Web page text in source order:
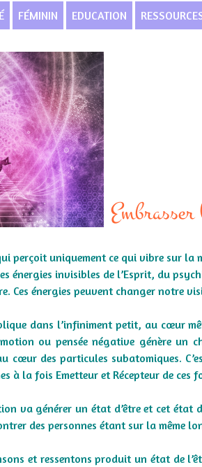
FÉMININ EDUCATION
Embrasser
perçoit uniquement ce qui vibre sur la
énergies invisibles de l’Esprit, du
Ces énergies peuvent changer notre
dans l’infiniment petit, au cœur
ou pensée négative génère un
cœur des particules subatomiques.
à la fois Emetteur et Récepteur de ces
va générer un état d’être et cet
des personnes étant sur la même
et ressentons produit un état de